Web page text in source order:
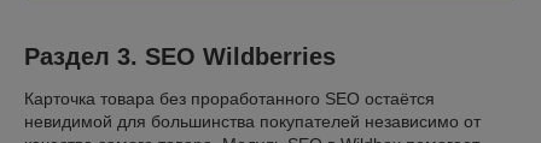
Раздел 3. SEO Wildberries
Карточка товара без проработанного SEO остаётся
невидимой для большинства покупателей независимо от